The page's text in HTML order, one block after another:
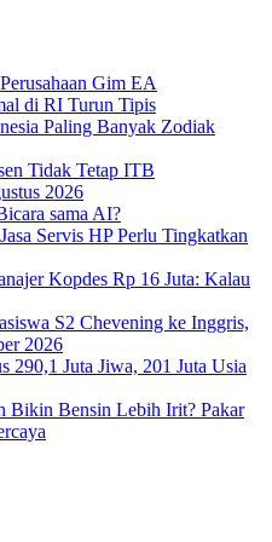
Gim EA
di RI Turun Tipis
Paling Banyak Zodiak
Tidak Tetap ITB
2026
sama AI?
Servis HP Perlu Tingkatkan
Kopdes Rp 16 Juta: Kalau
S2 Chevening ke Inggris,
2026
290,1 Juta Jiwa, 201 Juta Usia
Bikin Bensin Lebih Irit? Pakar